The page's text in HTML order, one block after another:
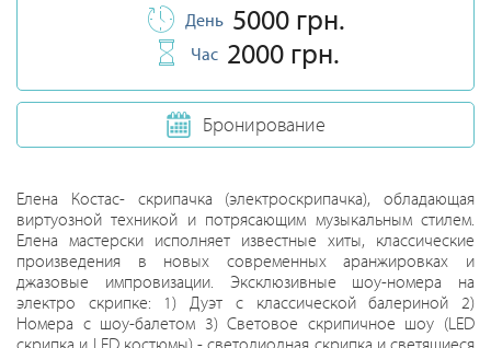
День 5000 грн.
Час 2000 грн.
Бронирование
Елена Костас- скрипачка (электроскрипачка), обладающая
виртуозной техникой и потрясающим музыкальным стилем.
Елена мастерски исполняет известные хиты, классические
произведения в новых современных аранжировках и
джазовые импровизации. Эксклюзивные шоу-номера на
электро скрипке: 1) Дуэт с классической балериной 2)
Номера с шоу-балетом 3) Световое скрипичное шоу (LED
скрипка и LED костюмы) - светодиодная скрипка и светящиеся